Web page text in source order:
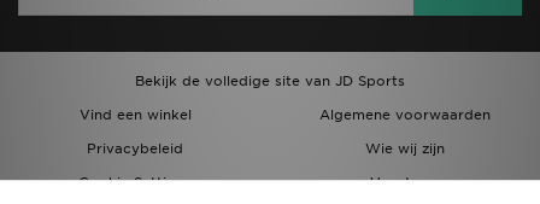
Bekijk de volledige site van JD Sports
Vind een winkel
Algemene voorwaarden
Privacybeleid
Wie wij zijn
Cookie Settings
Vacatures